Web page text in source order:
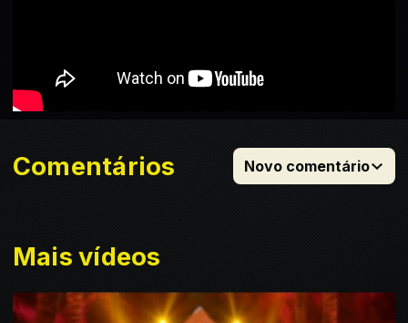
Mais vídeos
Comentários Novo comentário